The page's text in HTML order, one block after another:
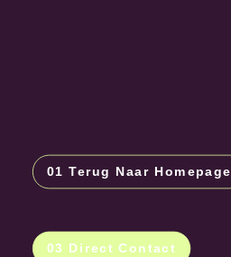
01 Terug Naar Homepage
03 Direct Contact